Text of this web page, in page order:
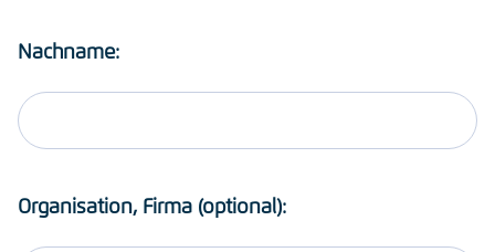
Nachname:
Organisation, Firma (optional):